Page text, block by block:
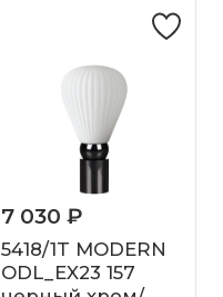
7 030 ₽
5418/1T MODERN
ODL_EX23 157